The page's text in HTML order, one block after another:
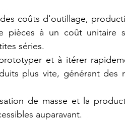
coûts d'outillage,
pièces à un coût unitaire
séries.
et à itérer
plus vite, générant des
de masse et la
auparavant.